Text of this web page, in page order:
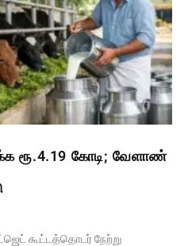
ரூ.4.19 கோடி; வேளாண்
கூட்டத்தொடர் நேற்று